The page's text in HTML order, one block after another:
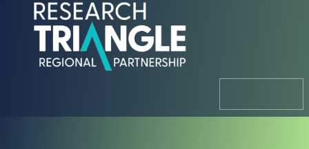
Hoppa till innehållet